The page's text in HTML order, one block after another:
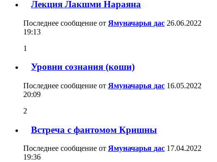
Лекция Лакшми Нараяна
Последнее сообщение от Ямуначарья дас 26.06.2022
19:13
1
Уровни сознания (коши)
Последнее сообщение от Ямуначарья дас 16.05.2022
20:09
2
Встреча с фантомом Кришны
Последнее сообщение от Ямуначарья дас 17.04.2022
19:36